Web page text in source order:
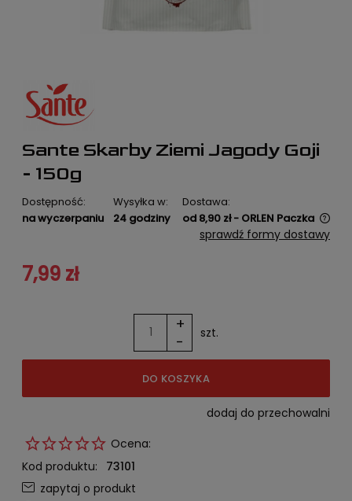
Sante Skarby Ziemi Jagody Goji
- 150g
Dostępność:
na wyczerpaniu
Wysyłka w:
24 godziny
Dostawa:
od 8,90 zł - ORLEN Paczka
Cena nie zawiera ewentualnych kosztów płatności
sprawdź formy dostawy
7,99 zł
-
+ szt.
DO KOSZYKA
dodaj do przechowalni
Ocena:
Kod produktu:
73101
zapytaj o produkt